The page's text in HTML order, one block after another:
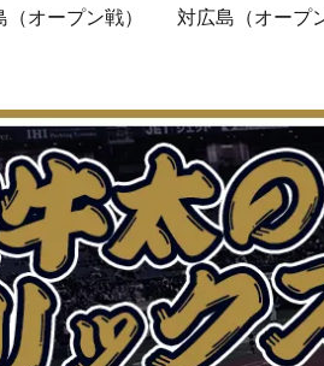
（オープン戦） 対広島（オープ